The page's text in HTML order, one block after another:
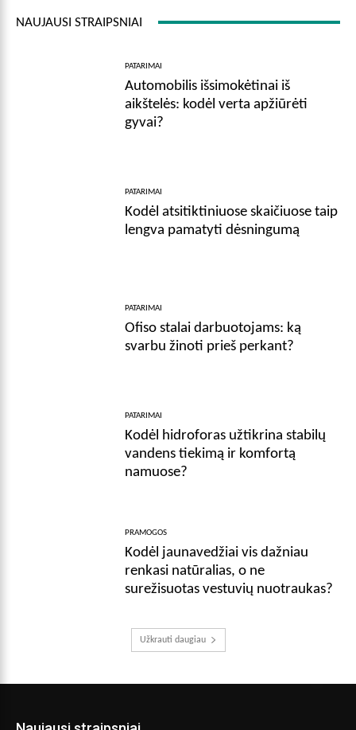
NAUJAUSI STRAIPSNIAI
PATARIMAI
Automobilis išsimokėtinai iš
aikštelės: kodėl verta apžiūrėti
gyvai?
PATARIMAI
Kodėl atsitiktiniuose skaičiuose taip
lengva pamatyti dėsningumą
PATARIMAI
Ofiso stalai darbuotojams: ką
svarbu žinoti prieš perkant?
PATARIMAI
Kodėl hidroforas užtikrina stabilų
vandens tiekimą ir komfortą
namuose?
PRAMOGOS
Kodėl jaunavedžiai vis dažniau
renkasi natūralias, o ne
surežisuotas vestuvių nuotraukas?
Užkrauti daugiau